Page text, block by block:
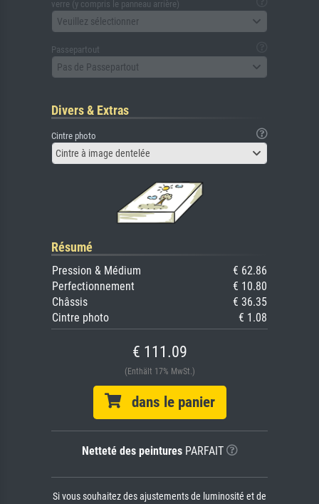
verre (y compris le panneau arrière)
Veuillez sélectionner
Passepartout
Pas de Passepartout
Divers & Extras
Cintre photo
Cintre à image dentelée
Résumé
Pression & Médium
€ 62.86
Perfectionnement
€ 10.80
Châssis
€ 36.35
Cintre photo
€ 1.08
€ 111.09
(Enthält 17% MwSt.)
dans le panier
Netteté des peinturesPARFAIT
Si vous souhaitez des ajustements de luminosité et de